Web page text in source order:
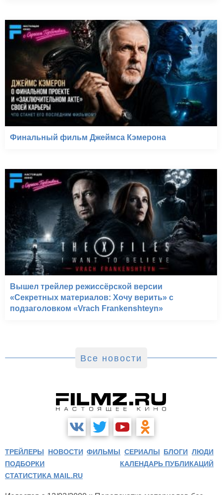
Финальный фильм Джеймса Кэмерона
Вышел трейлер режиссёрской версии
«Секретных материалов: Хочу верить» с
подзаголовком «Vrach Frankenshteyn»
Все новости
ТРЕЙЛЕРЫ НОВОСТИ ФИЛЬМЫ СЕРИАЛЫ БЛОГИ ЛЮДИ
ПОДБОРКИ
КАЛЕНДАРЬ ПУБЛИКАЦИЙ
СТАТИСТИКА MAIL.RU